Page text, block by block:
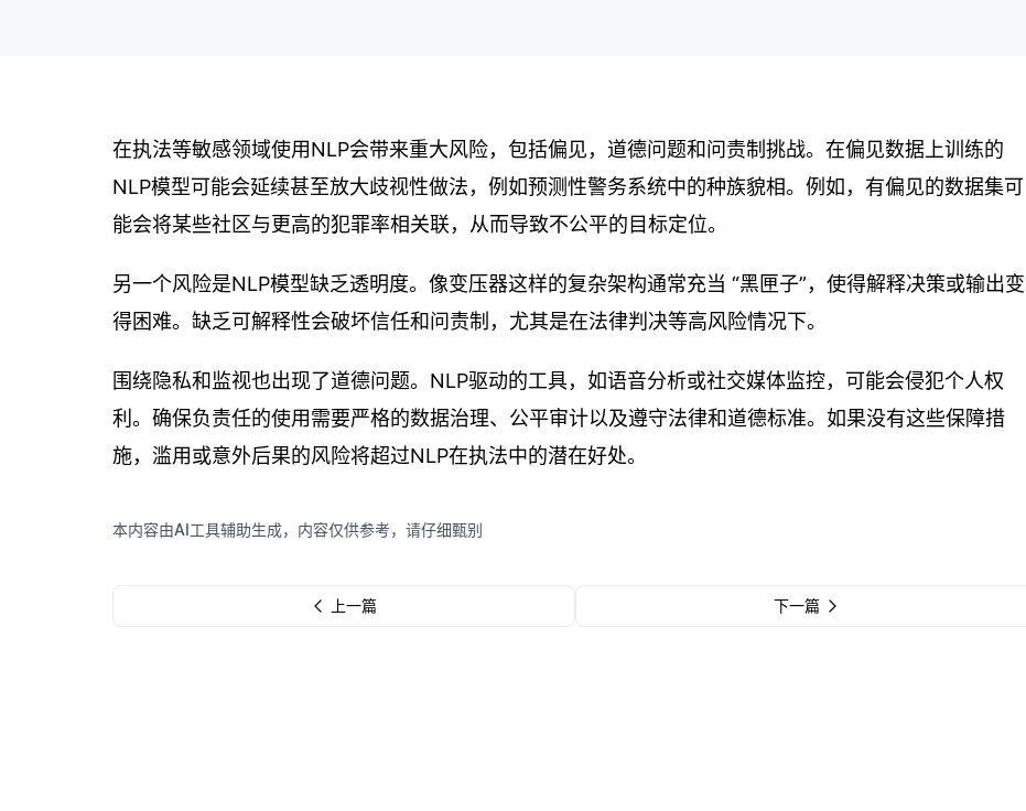
在执法等敏感领域使用NLP会带来重大风险，包括偏见，道德问题和问责制挑战。在偏见数据上训练的
NLP模型可能会延续甚至放大歧视性做法，例如预测性警务系统中的种族貌相。例如，有偏见的数据集可
能会将某些社区与更高的犯罪率相关联，从而导致不公平的目标定位。
另一个风险是NLP模型缺乏透明度。像变压器这样的复杂架构通常充当 “黑匣子”，使得解释决策或输出变
得困难。缺乏可解释性会破坏信任和问责制，尤其是在法律判决等高风险情况下。
围绕隐私和监视也出现了道德问题。NLP驱动的工具，如语音分析或社交媒体监控，可能会侵犯个人权
利。确保负责任的使用需要严格的数据治理、公平审计以及遵守法律和道德标准。如果没有这些保障措
施，滥用或意外后果的风险将超过NLP在执法中的潜在好处。
本内容由AI工具辅助生成，内容仅供参考，请仔细甄别
上一篇 下一篇